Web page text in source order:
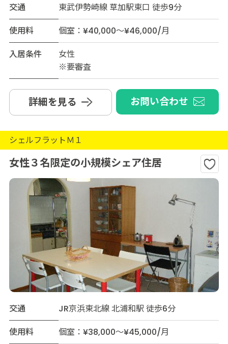
交通
東武伊勢崎線 草加駅東口 徒歩9分
使用料
個室：¥40,000～¥46,000/月
入居条件
女性
※要審査
詳細を見る お問い合わせ
シェルフラットＭ１
女性３名限定の小規模シェア住居
交通
JR京浜東北線 北浦和駅 徒歩6分
使用料
個室：¥38,000～¥45,000/月